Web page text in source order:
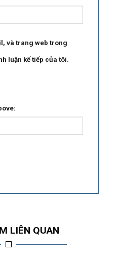
và trang web trong
luận kế tiếp của tôi.
LIÊN QUAN